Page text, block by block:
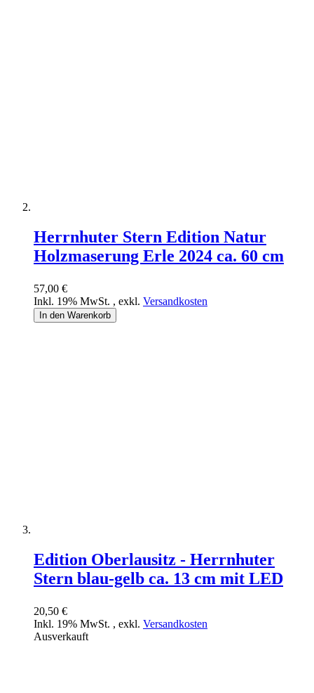
Herrnhuter Stern Edition Natur
Holzmaserung Erle 2024 ca. 60 cm
57,00 €
Inkl. 19% MwSt. , exkl. Versandkosten
In den Warenkorb
Edition Oberlausitz - Herrnhuter
Stern blau-gelb ca. 13 cm mit LED
20,50 €
Inkl. 19% MwSt. , exkl. Versandkosten
Ausverkauft